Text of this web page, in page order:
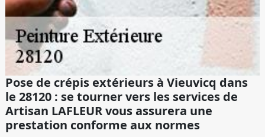
Pose de crépis extérieurs à Vieuvicq dans
le 28120 : se tourner vers les services de
Artisan LAFLEUR vous assurera une
prestation conforme aux normes